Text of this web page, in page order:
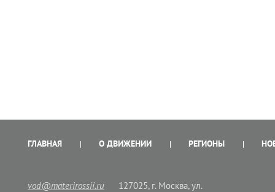
ГЛАВНАЯ О ДВИЖЕНИИ РЕГИОНЫ
vod@materirossii.ru
127025, г. Москва, ул.